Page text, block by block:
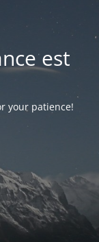
est
your patience!